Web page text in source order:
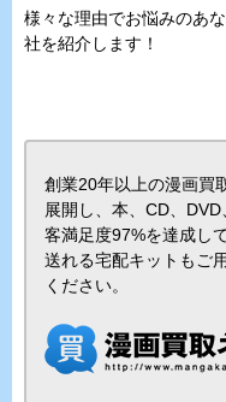
様々な理由でお悩みのあ
社を紹介します！
創業20年以上の漫画買
展開し、本、CD、
客満足度97%を達成し
送れる宅配キットもご
ください。